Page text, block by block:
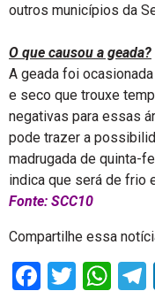
outros municípios da
O que causou a geada?
A geada foi
e seco que trouxe
negativas para essas
pode trazer a
madrugada de quinta-
indica que será de frio
Fonte: SCC10
Compartilhe essa
Facebook